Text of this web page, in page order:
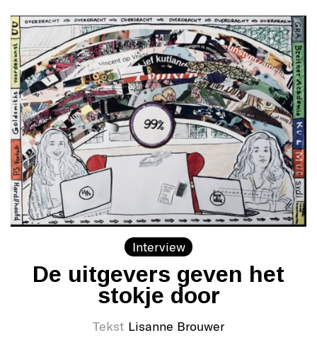
Interview
De uitgevers geven het
stokje door
Tekst Lisanne Brouwer